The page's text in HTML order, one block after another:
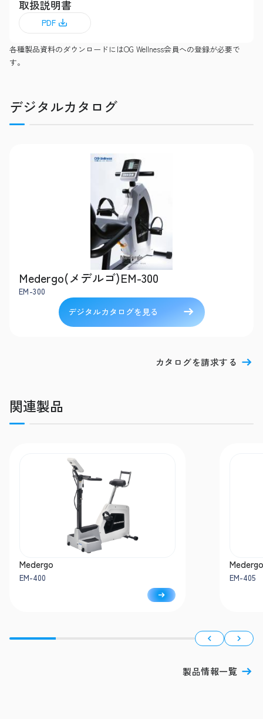
取扱説明書
PDF
各種製品資料のダウンロードにはOG Wellness会員への登録が必要で
す。
デジタルカタログ
Medergo(メデルゴ)EM-300
EM-300
デジタルカタログを見る
カタログを請求する
関連製品
Medergo
EM-400 EM-405
製品情報一覧